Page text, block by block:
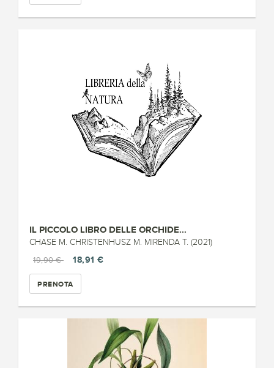
IL PICCOLO LIBRO DELLE ORCHIDE...
CHASE M. CHRISTENHUSZ M. MIRENDA T. (2021)
19,90 €
18,91 €
PRENOTA